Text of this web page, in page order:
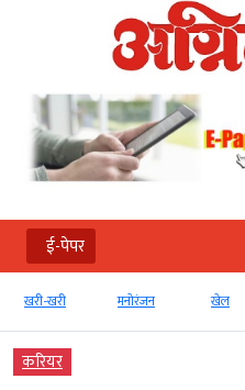
ई-पेपर
खरी-खरी मनोरंजन खेल
करियर